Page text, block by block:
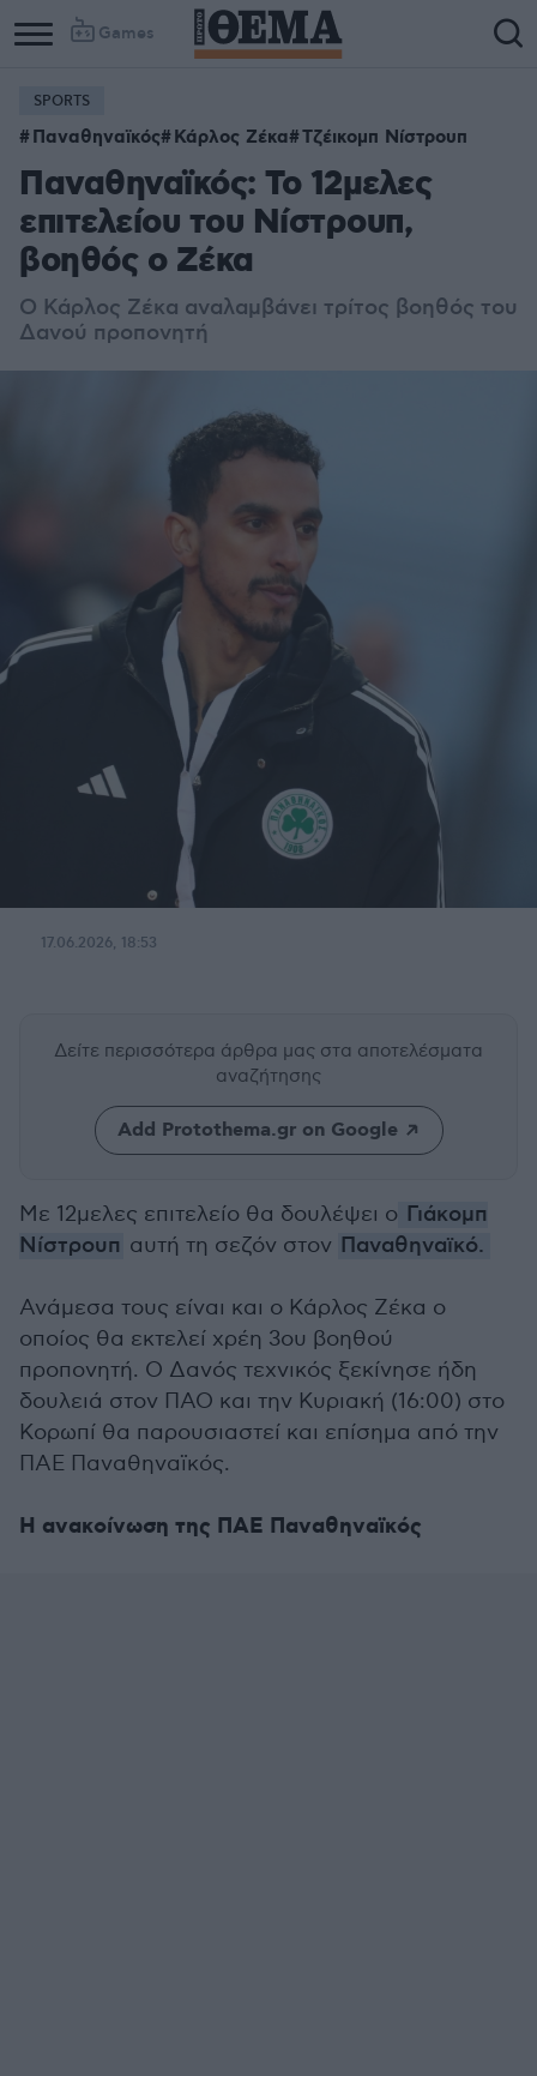
Games
SPORTS
Παναθηναϊκός Κάρλος Ζέκα Τζέικομπ Νίστρουπ
Παναθηναϊκός: Το 12μελες
επιτελείου του Νίστρουπ,
βοηθός ο Ζέκα
Ο Κάρλος Ζέκα αναλαμβάνει τρίτος βοηθός του
Δανού προπονητή
17.06.2026, 18:53
Δείτε περισσότερα άρθρα μας στα αποτελέσματα
αναζήτησης
Add Protothema.gr on Google
Με 12μελες επιτελείο θα δουλέψει ο Γιάκομπ
Νίστρουπ αυτή τη σεζόν στον Παναθηναϊκό.
Ανάμεσα τους είναι και ο Κάρλος Ζέκα ο
οποίος θα εκτελεί χρέη 3ου βοηθού
προπονητή. Ο Δανός τεχνικός ξεκίνησε ήδη
δουλειά στον ΠΑΟ και την Κυριακή (16:00) στο
Κορωπί θα παρουσιαστεί και επίσημα από την
ΠΑΕ Παναθηναϊκός.
Η ανακοίνωση της ΠΑΕ Παναθηναϊκός